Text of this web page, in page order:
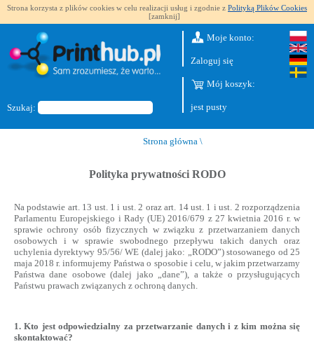
Strona korzysta z plików cookies w celu realizacji usług i zgodnie z Polityką Plików Cookies
[zamknij]
Szukaj:
Moje konto:
Zaloguj się
Mój koszyk:
jest pusty
Strona główna\
Polityka prywatności RODO
Na podstawie art. 13 ust. 1 i ust. 2 oraz art. 14 ust. 1 i ust. 2 rozporządzenia
Parlamentu Europejskiego i Rady (UE) 2016/679 z 27 kwietnia 2016 r. w
sprawie ochrony osób fizycznych w związku z przetwarzaniem danych
osobowych i w sprawie swobodnego przepływu takich danych oraz
uchylenia dyrektywy 95/56/ WE (dalej jako: „RODO”) stosowanego od 25
maja 2018 r. informujemy Państwa o sposobie i celu, w jakim przetwarzamy
Państwa dane osobowe (dalej jako „dane”), a także o przysługujących
Państwu prawach związanych z ochroną danych.
1. Kto jest odpowiedzialny za przetwarzanie danych i z kim można się
skontaktować?